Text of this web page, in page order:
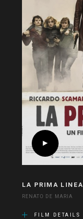
LA PRIMA LINEA
RENATO DE MARIA
FILM DETAILS